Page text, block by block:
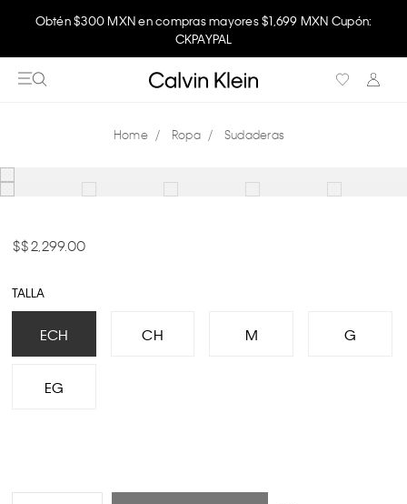
Obtén $300 MXN en compras mayores $1,699 MXN Cupón:
CKPAYPAL
Ropa Sudaderas
$ 2,299.00
TALLA
ECH CH M G
EG